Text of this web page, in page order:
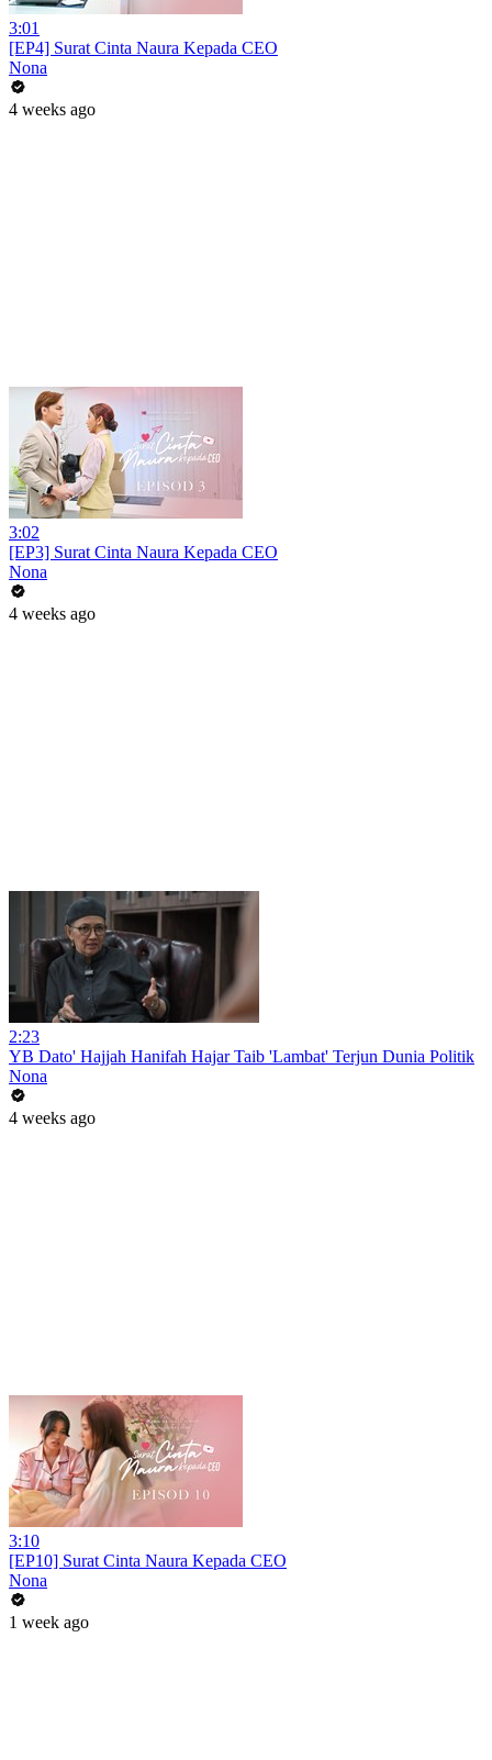
3:01
[EP4] Surat Cinta Naura Kepada CEO
Nona
4 weeks ago
3:02
[EP3] Surat Cinta Naura Kepada CEO
Nona
4 weeks ago
2:23
YB Dato' Hajjah Hanifah Hajar Taib 'Lambat' Terjun Dunia Politik
Nona
4 weeks ago
3:10
[EP10] Surat Cinta Naura Kepada CEO
Nona
1 week ago